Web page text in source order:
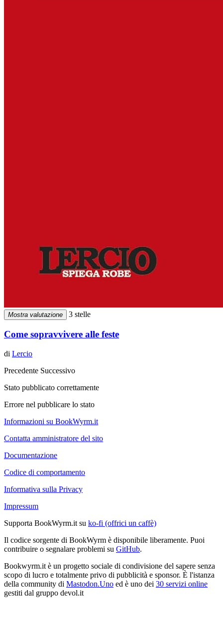
Mostra valutazione 3 stelle
Come sopravvivere alle feste
di Lercio
Precedente Successivo
Stato pubblicato correttamente
Errore nel pubblicare lo stato
Informazioni su BookWyrm.it
Contatta amministratore del sito
Documentazione
Codice di comportamento
Informativa sulla Privacy
Impressum
Supporta BookWyrm.it su ko-fi (offrici un caffè)
Il codice sorgente di BookWyrm è disponibile liberamente. Puoi
contribuire o segnalare problemi su GitHub.
Bookwyrm.it è un progetto sociale di condivisione del sapere senza
scopo di lucro e totalmente privo di pubblicità e sponsor. È l'istanza
della community di Mastodon.Uno ed è uno dei 30 servizi online
gestiti dal gruppo devol.it